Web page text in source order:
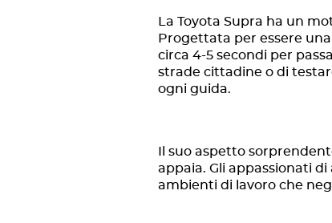
La Toyota Supra ha un
Progettata per essere
circa 4-5 secondi per
strade cittadine o di
ogni guida.
Il suo aspetto
appaia. Gli appassionati
ambienti di lavoro che